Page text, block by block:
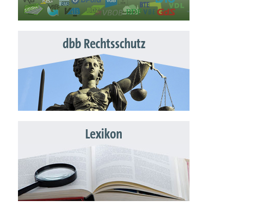
dbb Rechtsschutz
Lexikon